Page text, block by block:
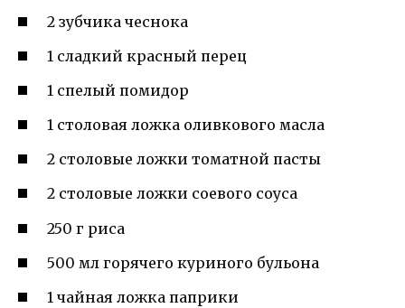
2 зубчика чеснока
1 сладкий красный перец
1 спелый помидор
1 столовая ложка оливкового масла
2 столовые ложки томатной пасты
2 столовые ложки соевого соуса
250 г риса
500 мл горячего куриного бульона
1 чайная ложка паприки